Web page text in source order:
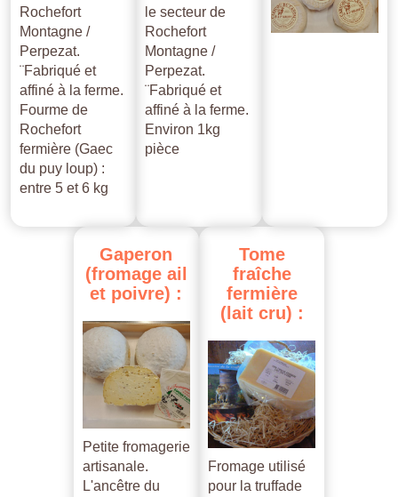
Rochefort
Montagne /
Perpezat.
¨Fabriqué et
affiné à la ferme.
Fourme de
Rochefort
fermière (Gaec
du puy loup) :
entre 5 et 6 kg
le secteur de
Rochefort
Montagne /
Perpezat.
¨Fabriqué et
affiné à la ferme.
Environ 1kg
pièce
Gaperon
(fromage ail
et poivre) :
Petite fromagerie
artisanale.
L'ancêtre du
Tome
fraîche
fermière
(lait cru) :
Fromage utilisé
pour la truffade